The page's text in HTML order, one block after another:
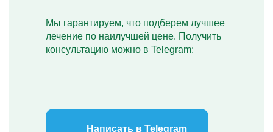
Мы гарантируем, что подберем лучшее
лечение по наилучшей цене. Получить
консультацию можно в Telegram:
Написать в Telegram